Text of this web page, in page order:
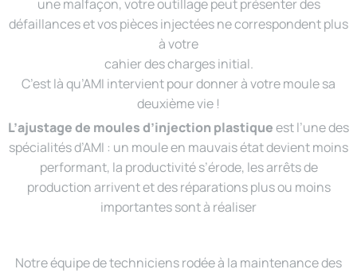
une malfaçon, votre outillage peut présenter des
défaillances et vos pièces injectées ne correspondent plus
à votre
cahier des charges initial.
C’est là qu’AMI intervient pour donner à votre moule sa
deuxième vie !
L’ajustage de moules d’injection plastiqueest l’une des
spécialités d’AMI : un moule en mauvais état devient moins
performant, la productivité s’érode, les arrêts de
production arrivent et des réparations plus ou moins
importantes sont à réaliser
Notre équipe de techniciens rodée à la maintenance des